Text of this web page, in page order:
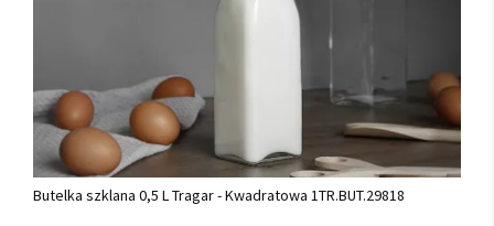
Butelka szklana 0,5 L Tragar - Kwadratowa 1TR.BUT.29818